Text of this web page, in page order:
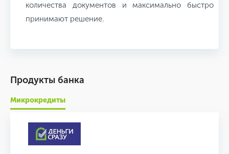
количества документов и максимально быстро
принимают решение.
Продукты банка
Микрокредиты